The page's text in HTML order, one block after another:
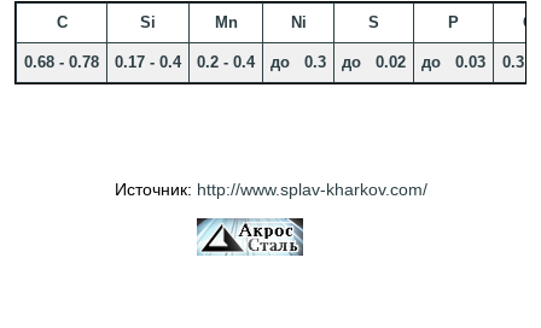
C Si Mn Ni S P Cr
0.68 - 0.78 0.17 - 0.4 0.2 - 0.4 до 0.3 до 0.02 до 0.03 0.3 -
Источник: http://www.splav-kharkov.com/